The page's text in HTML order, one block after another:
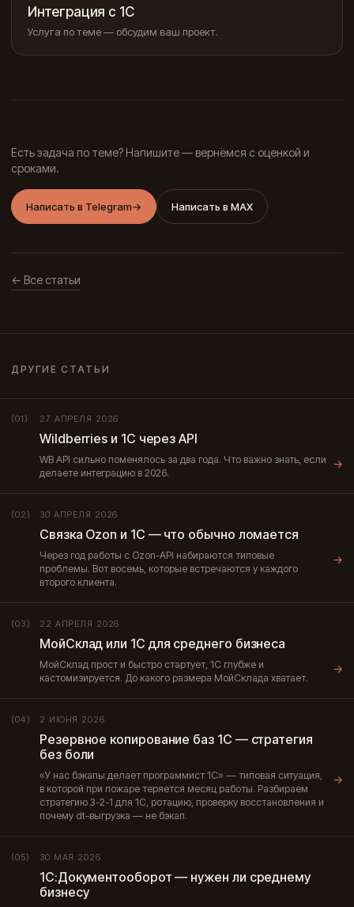
Интеграция с 1С
Услуга по теме — обсудим ваш проект.
Есть задача по теме? Напишите — вернёмся с оценкой и
сроками.
Написать в Telegram→ Написать в MAX
← Все статьи
ДРУГИЕ СТАТЬИ
(01) 27 АПРЕЛЯ 2026
Wildberries и 1С через API
WB API сильно поменялось за два года. Что важно знать, если
делаете интеграцию в 2026.
→
(02) 30 АПРЕЛЯ 2026
Связка Ozon и 1С — что обычно ломается
Через год работы с Ozon-API набираются типовые
проблемы. Вот восемь, которые встречаются у каждого
второго клиента.
→
(03) 22 АПРЕЛЯ 2026
МойСклад или 1С для среднего бизнеса
МойСклад прост и быстро стартует, 1С глубже и
кастомизируется. До какого размера МойСклада хватает.
→
(04) 2 ИЮНЯ 2026
Резервное копирование баз 1С — стратегия
без боли
«У нас бэкапы делает программист 1С» — типовая ситуация,
в которой при пожаре теряется месяц работы. Разбираем
стратегию 3-2-1 для 1С, ротацию, проверку восстановления и
почему dt-выгрузка — не бэкап.
→
(05) 30 МАЯ 2026
1С:Документооборот — нужен ли среднему
бизнесу